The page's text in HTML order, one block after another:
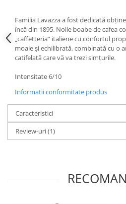
Familia Lavazza a fost dedicată
încă din 1895. Noile boabe de cafea
„caffetteria” italiene cu confortul
moale și echilibrată, combinată cu o
catifelată care vă va trezi simțurile.
Intensitate 6/10
Informatii conformitate produs
Caracteristici
Review-uri(1)